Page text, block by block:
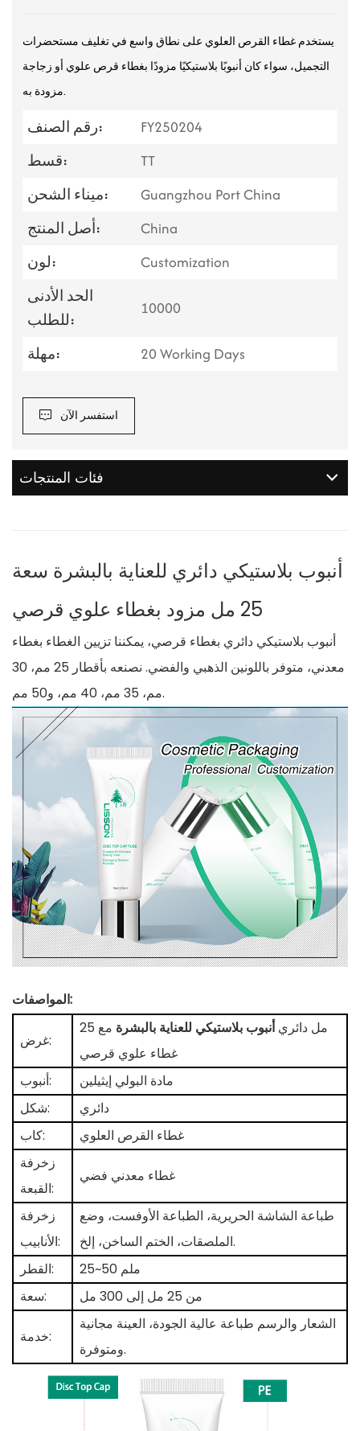
يستخدم غطاء القرص العلوي على نطاق واسع في تغليف مستحضرات
التجميل، سواء كان أنبوبًا بلاستيكيًا مزودًا بغطاء قرص علوي أو زجاجة
مزودة به.
رقم الصنف:
FY250204
قسط:
TT
ميناء الشحن:
Guangzhou Port China
أصل المنتج:
China
لون:
Customization
الحد الأدنى
للطلب:
10000
مهلة: 20 Working Days
استفسر الآن
فئات المنتجات
أنبوب بلاستيكي دائري للعناية بالبشرة سعة
25 مل مزود بغطاء علوي قرصي
أنبوب بلاستيكي دائري بغطاء قرصي، يمكننا تزيين الغطاء بغطاء
معدني، متوفر باللونين الذهبي والفضي. نصنعه بأقطار 25 مم، 30
مم، 35 مم، 40 مم، و50 مم.
المواصفات:
غرض:
25 مل دائريأنبوب بلاستيكي للعناية بالبشرة مع
غطاء علوي قرصي
أنبوب:
مادة البولي إيثيلين
شكل:
دائري
كاب:
غطاء القرص العلوي
زخرفة
القبعة:
غطاء معدني فضي
زخرفة
الأنابيب:
طباعة الشاشة الحريرية، الطباعة الأوفست، وضع
الملصقات، الختم الساخن، إلخ.
القطر:
25~50 ملم
سعة:
من 25 مل إلى 300 مل
خدمة:
الشعار والرسم طباعة عالية الجودة، العينة مجانية
ومتوفرة.